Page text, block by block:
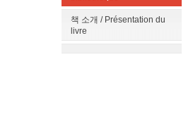
책 소개 / Présentation du
livre